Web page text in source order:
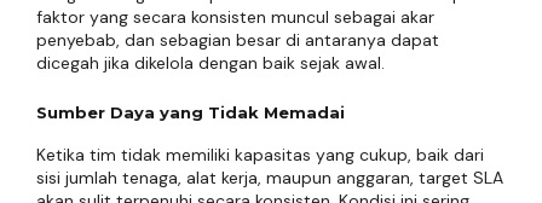
faktor yang secara konsisten muncul sebagai akar
penyebab, dan sebagian besar di antaranya dapat
dicegah jika dikelola dengan baik sejak awal.
Sumber Daya yang Tidak Memadai
Ketika tim tidak memiliki kapasitas yang cukup, baik dari
sisi jumlah tenaga, alat kerja, maupun anggaran, target SLA